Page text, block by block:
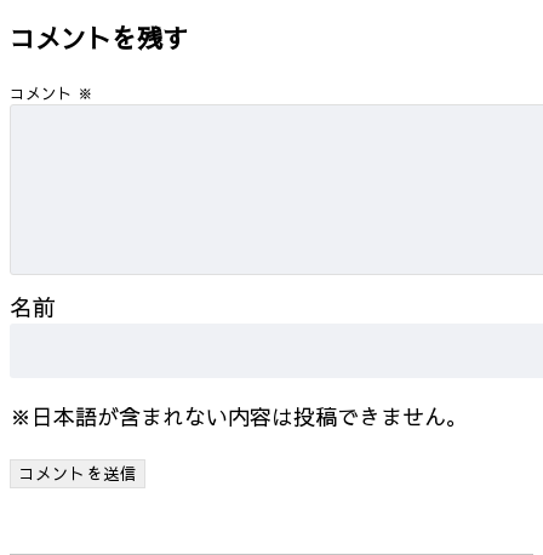
コメントを残す
コメント ※
名前
※日本語が含まれない内容は投稿できません。